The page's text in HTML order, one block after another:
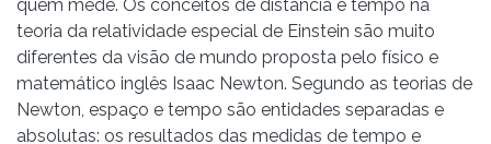
quem mede. Os conceitos de distância e tempo na
teoria da relatividade especial de Einstein são muito
diferentes da visão de mundo proposta pelo físico e
matemático inglês Isaac Newton. Segundo as teorias de
Newton, espaço e tempo são entidades separadas e
absolutas: os resultados das medidas de tempo e